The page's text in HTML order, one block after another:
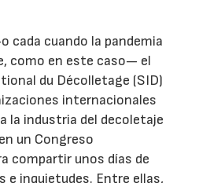
cada cuando la pandemia
como en este caso— el
du Décolletage (SID)
internacionales
la industria del decoletaje
un Congreso
compartir unos días de
e inquietudes. Entre ellas,